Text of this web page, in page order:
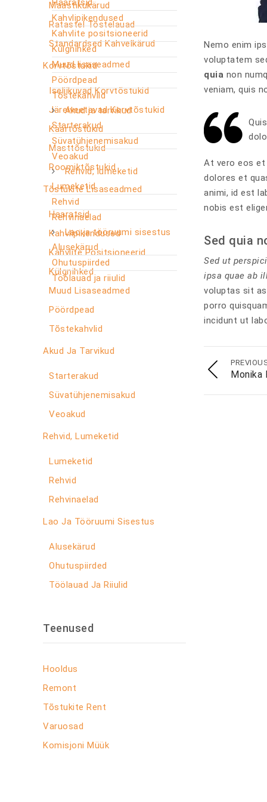
Haaratsid
Kahvlipikendused
Kahvlite positsioneerid
Külgnihked
Muud lisaseadmed
Pöördpead
Tõstekahvlid
Akud ja tarvikud
Starterakud
Süvatühjenemisakud
Veoakud
Rehvid, lumeketid
Lumeketid
Rehvid
Rehvinaelad
Lao ja tööruumi sisestus
Alusekärud
Ohutuspiirded
Töölauad ja riiulid
Nemo enim
voluptatem
quia non
veniam, quis
At vero eos et
dolores et
animi, id est
nobis est
Sed quia
Sed ut
ipsa quae ab
voluptas sit
porro
incidunt ut
Monika
Maastikukärud
Ratastel Tõstelauad
Standardsed Kahvelkärud
Korvtõstukid
Iseliikuvad Korvtõstukid
Järelveetavad Korvtõstukid
Käärtõstukid
Masttõstukid
Roomiktõstukid
Tõstukite Lisaseadmed
Haaratsid
Kahvlipikendused
Kahvlite Positsioneerid
Külgnihked
Muud Lisaseadmed
Pöördpead
Tõstekahvlid
Akud Ja Tarvikud
Starterakud
Süvatühjenemisakud
Veoakud
Rehvid, Lumeketid
Lumeketid
Rehvid
Rehvinaelad
Lao Ja Tööruumi Sisestus
Alusekärud
Ohutuspiirded
Töölauad Ja Riiulid
Teenused
Hooldus
Remont
Tõstukite Rent
Varuosad
Komisjoni Müük